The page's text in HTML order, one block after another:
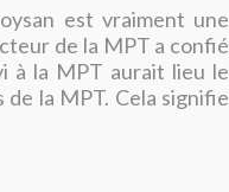
est vraiment une
de la MPT a confié
à la MPT aurait lieu le
la MPT. Cela signifie